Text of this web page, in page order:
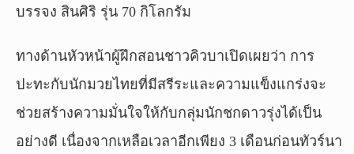
บรรจง สินศิริ รุ่น 70 กิโลกรัม
ทางด้านหัวหน้าผู้ฝึกสอนชาวคิวบาเปิดเผยว่า การ
ปะทะกับนักมวยไทยที่มีสรีระและความแข็งแกร่งจะ
ช่วยสร้างความมั่นใจให้กับกลุ่มนักชกดาวรุ่งได้เป็น
อย่างดี เนื่องจากเหลือเวลาอีกเพียง 3 เดือนก่อนทัวร์นา